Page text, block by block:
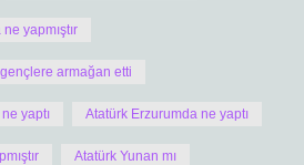
yapmıştır
armağan etti
yaptı Atatürk Erzurumda ne yaptı
Atatürk Yunan mı